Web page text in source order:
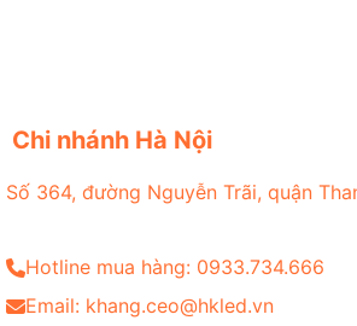
Chi nhánh Hà Nội
Số 364, đường Nguyễn Trãi, quận
Hotline mua hàng: 0933.734.666
Email: khang.ceo@hkled.vn